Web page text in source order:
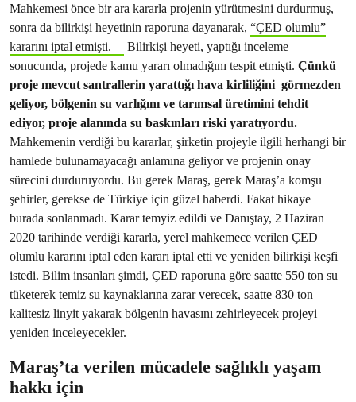
Mahkemesi önce bir ara kararla projenin yürütmesini durdurmuş,
sonra da bilirkişi heyetinin raporuna dayanarak, “ÇED olumlu”
kararını iptal etmişti.
Bilirkişi heyeti, yaptığı inceleme
sonucunda, projede kamu yararı olmadığını tespit etmişti. Çünkü
proje mevcut santrallerin yarattığı hava kirliliğini görmezden
geliyor, bölgenin su varlığını ve tarımsal üretimini tehdit
ediyor, proje alanında su baskınları riski yaratıyordu.
Mahkemenin verdiği bu kararlar, şirketin projeyle ilgili herhangi bir
hamlede bulunamayacağı anlamına geliyor ve projenin onay
sürecini durduruyordu. Bu gerek Maraş, gerek Maraş’a komşu
şehirler, gerekse de Türkiye için güzel haberdi. Fakat hikaye
burada sonlanmadı. Karar temyiz edildi ve Danıştay, 2 Haziran
2020 tarihinde verdiği kararla, yerel mahkemece verilen ÇED
olumlu kararını iptal eden kararı iptal etti ve yeniden bilirkişi keşfi
istedi. Bilim insanları şimdi, ÇED raporuna göre saatte 550 ton su
tüketerek temiz su kaynaklarına zarar verecek, saatte 830 ton
kalitesiz linyit yakarak bölgenin havasını zehirleyecek projeyi
yeniden inceleyecekler.
Maraş’ta verilen mücadele sağlıklı yaşam
hakkı için